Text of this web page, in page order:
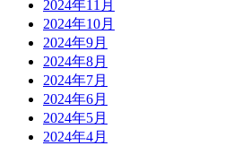
2024年11月
2024年10月
2024年9月
2024年8月
2024年7月
2024年6月
2024年5月
2024年4月